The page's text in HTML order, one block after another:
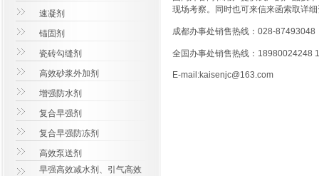
速凝剂
锚固剂
瓷砖勾缝剂
高效砂浆外加剂
增强防水剂
复合早强剂
复合早强防冻剂
高效泵送剂
早强高效减水剂、引气高效
现场考察。同时也可来信来函索取详
成都办事处销售热线：028-
全国办事处销售热线：18980024248
E-mail:kaisenjc@163.com